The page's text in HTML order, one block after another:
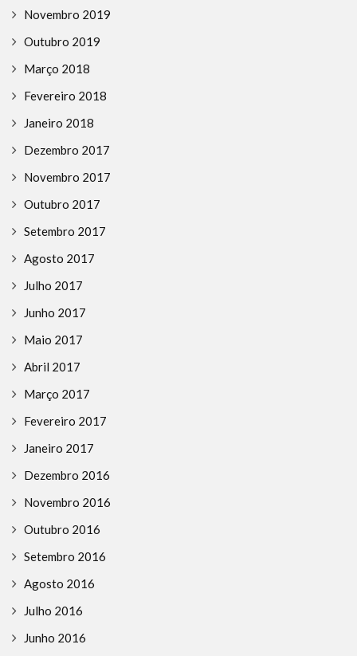
Novembro 2019
Outubro 2019
Março 2018
Fevereiro 2018
Janeiro 2018
Dezembro 2017
Novembro 2017
Outubro 2017
Setembro 2017
Agosto 2017
Julho 2017
Junho 2017
Maio 2017
Abril 2017
Março 2017
Fevereiro 2017
Janeiro 2017
Dezembro 2016
Novembro 2016
Outubro 2016
Setembro 2016
Agosto 2016
Julho 2016
Junho 2016